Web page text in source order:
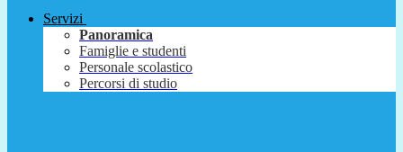
Servizi
Panoramica
Famiglie e studenti
Personale scolastico
Percorsi di studio